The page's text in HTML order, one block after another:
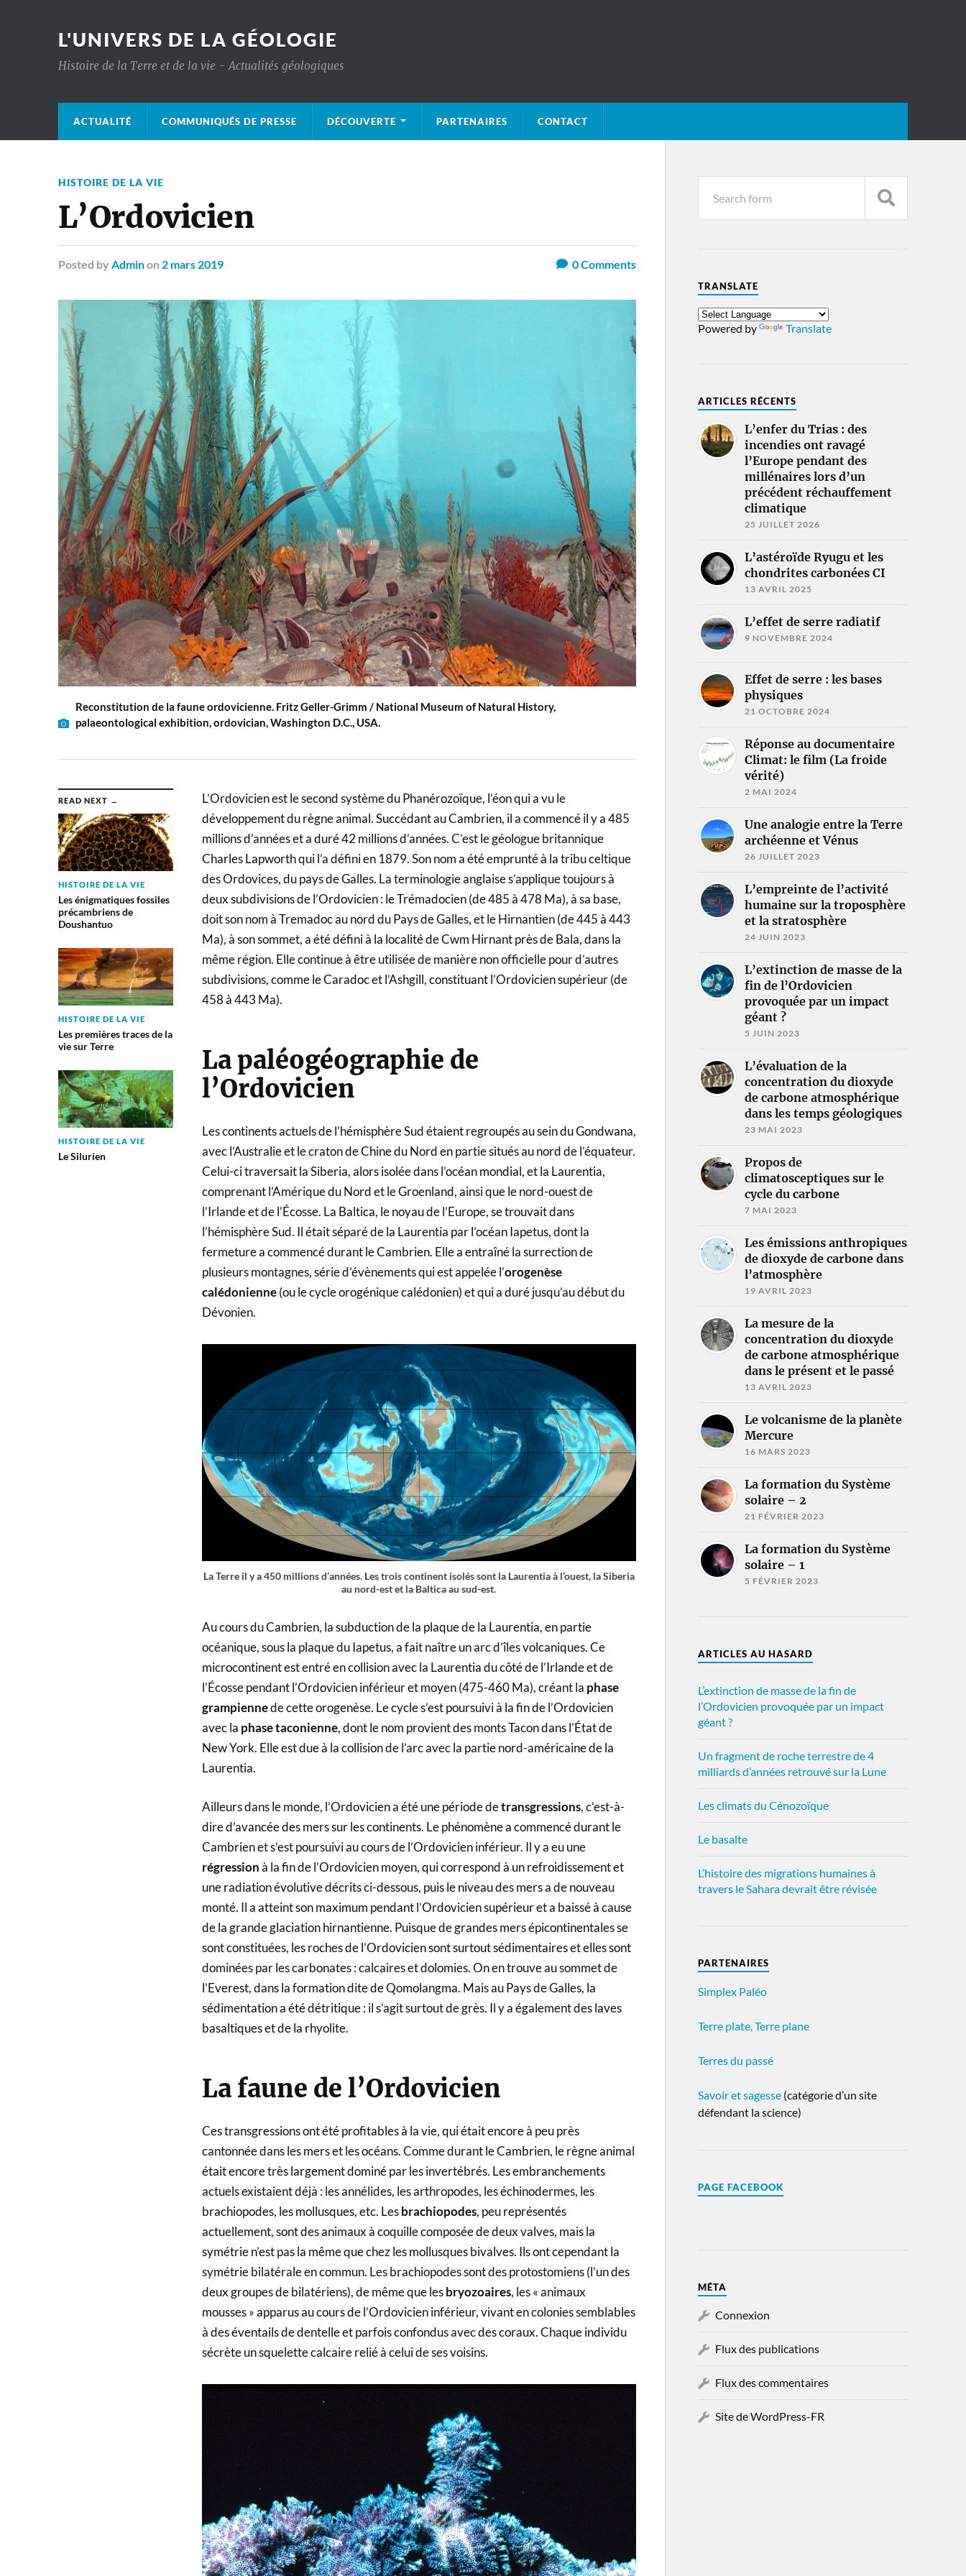
L'UNIVERS DE LA GÉOLOGIE
Histoire de la Terre et de la vie - Actualités géologiques
ACTUALITÉ COMMUNIQUÉS DE PRESSE DÉCOUVERTE PARTENAIRES CONTACT
HISTOIRE DE LA VIE
L’Ordovicien
Posted by Adminon 2 mars 2019 0Comments
Reconstitution de la faune ordovicienne. Fritz Geller-Grimm / National Museum of Natural History,
palaeontological exhibition, ordovician, Washington D.C., USA.
READ NEXT →
HISTOIRE DE LA VIE
Les énigmatiques fossiles
précambriens de
Doushantuo
HISTOIRE DE LA VIE
Les premières traces de la
vie sur Terre
HISTOIRE DE LA VIE
Le Silurien
L’Ordovicien est le second système du Phanérozoïque, l’éon qui a vu le
développement du règne animal. Succédant au Cambrien, il a commencé il y a 485
millions d’années et a duré 42 millions d’années. C’est le géologue britannique
Charles Lapworth qui l’a défini en 1879. Son nom a été emprunté à la tribu celtique
des Ordovices, du pays de Galles. La terminologie anglaise s’applique toujours à
deux subdivisions de l’Ordovicien : le Trémadocien (de 485 à 478 Ma), à sa base,
doit son nom à Tremadoc au nord du Pays de Galles, et le Hirnantien (de 445 à 443
Ma), à son sommet, a été défini à la localité de Cwm Hirnant près de Bala, dans la
même région. Elle continue à être utilisée de manière non officielle pour d’autres
subdivisions, comme le Caradoc et l’Ashgill, constituant l’Ordovicien supérieur (de
458 à 443 Ma).
La paléogéographie de
l’Ordovicien
Les continents actuels de l’hémisphère Sud étaient regroupés au sein du Gondwana,
avec l’Australie et le craton de Chine du Nord en partie situés au nord de l’équateur.
Celui-ci traversait la Siberia, alors isolée dans l’océan mondial, et la Laurentia,
comprenant l’Amérique du Nord et le Groenland, ainsi que le nord-ouest de
l’Irlande et de l’Écosse. La Baltica, le noyau de l’Europe, se trouvait dans
l’hémisphère Sud. Il était séparé de la Laurentia par l’océan Iapetus, dont la
fermeture a commencé durant le Cambrien. Elle a entraîné la surrection de
plusieurs montagnes, série d’évènements qui est appelée l’orogenèse
calédonienne(ou le cycle orogénique calédonien) et qui a duré jusqu’au début du
Dévonien.
La Terre il y a 450 millions d’années. Les trois continent isolés sont la Laurentia à l’ouest, la Siberia
au nord-est et la Baltica au sud-est.
Au cours du Cambrien, la subduction de la plaque de la Laurentia, en partie
océanique, sous la plaque du Iapetus, a fait naître un arc d’îles volcaniques. Ce
microcontinent est entré en collision avec la Laurentia du côté de l’Irlande et de
l’Écosse pendant l’Ordovicien inférieur et moyen (475-460 Ma), créant la phase
grampiennede cette orogenèse. Le cycle s’est poursuivi à la fin de l’Ordovicien
avec la phase taconienne, dont le nom provient des monts Tacon dans l’État de
New York. Elle est due à la collision de l’arc avec la partie nord-américaine de la
Laurentia.
Ailleurs dans le monde, l’Ordovicien a été une période detransgressions, c’est-à-
dire d’avancée des mers sur les continents. Le phénomène a commencé durant le
Cambrien et s’est poursuivi au cours de l’Ordovicien inférieur. Il y a eu une
régressionà la fin de l’Ordovicien moyen, qui correspond à un refroidissement et
une radiation évolutive décrits ci-dessous, puis le niveau des mers a de nouveau
monté. Il a atteint son maximum pendant l’Ordovicien supérieur et a baissé à cause
de la grande glaciation hirnantienne. Puisque de grandes mers épicontinentales se
sont constituées, les roches de l’Ordovicien sont surtout sédimentaires et elles sont
dominées par les carbonates : calcaires et dolomies. On en trouve au sommet de
l’Everest, dans la formation dite de Qomolangma. Mais au Pays de Galles, la
sédimentation a été détritique : il s’agit surtout de grès. Il y a également des laves
basaltiques et de la rhyolite.
La faune de l’Ordovicien
Ces transgressions ont été profitables à la vie, qui était encore à peu près
cantonnée dans les mers et les océans. Comme durant le Cambrien, le règne animal
était encore très largement dominé par les invertébrés. Les embranchements
actuels existaient déjà : les annélides, les arthropodes, les échinodermes, les
brachiopodes, les mollusques, etc. Lesbrachiopodes, peu représentés
actuellement, sont des animaux à coquille composée de deux valves, mais la
symétrie n’est pas la même que chez les mollusques bivalves. Ils ont cependant la
symétrie bilatérale en commun. Les brachiopodes sont des protostomiens (l’un des
deux groupes de bilatériens), de même que lesbryozoaires, les « animaux
mousses » apparus au cours de l’Ordovicien inférieur, vivant en colonies semblables
à des éventails de dentelle et parfois confondus avec des coraux. Chaque individu
sécrète un squelette calcaire relié à celui de ses voisins.
TRANSLATE
Powered by Translate
ARTICLES RÉCENTS
L’enfer du Trias : des
incendies ont ravagé
l’Europe pendant des
millénaires lors d’un
précédent réchauffement
climatique
25 JUILLET 2026
L’astéroïde Ryugu et les
chondrites carbonées CI
13 AVRIL 2025
L’effet de serre radiatif
9 NOVEMBRE 2024
Effet de serre : les bases
physiques
21 OCTOBRE 2024
Réponse au documentaire
Climat: le film (La froide
vérité)
2 MAI 2024
Une analogie entre la Terre
archéenne et Vénus
26 JUILLET 2023
L’empreinte de l’activité
humaine sur la troposphère
et la stratosphère
24 JUIN 2023
L’extinction de masse de la
fin de l’Ordovicien
provoquée par un impact
géant ?
5 JUIN 2023
L’évaluation de la
concentration du dioxyde
de carbone atmosphérique
dans les temps géologiques
23 MAI 2023
Propos de
climatosceptiques sur le
cycle du carbone
7 MAI 2023
Les émissions anthropiques
de dioxyde de carbone dans
l’atmosphère
19 AVRIL 2023
La mesure de la
concentration du dioxyde
de carbone atmosphérique
dans le présent et le passé
13 AVRIL 2023
Le volcanisme de la planète
Mercure
16 MARS 2023
La formation du Système
solaire – 2
21 FÉVRIER 2023
La formation du Système
solaire – 1
5 FÉVRIER 2023
ARTICLES AU HASARD
L’extinction de masse de la fin de
l’Ordovicien provoquée par un impact
géant ?
Un fragment de roche terrestre de 4
milliards d’années retrouvé sur la Lune
Les climats du Cénozoïque
Le basalte
L’histoire des migrations humaines à
travers le Sahara devrait être révisée
PARTENAIRES
Simplex Paléo
Terre plate, Terre plane
Terres du passé
Savoir et sagesse(catégorie d’un site
défendant la science)
PAGE FACEBOOK
MÉTA
Connexion
Flux des publications
Flux des commentaires
Site de WordPress-FR